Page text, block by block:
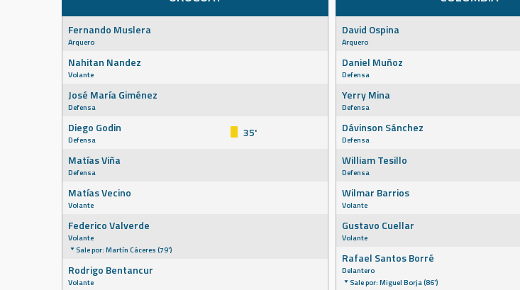
Fernando Muslera
Arquero
Nahitan Nandez
Volante
José María Giménez
Defensa
Diego Godin
Defensa
35'
Matías Viña
Defensa
Matías Vecino
Volante
Federico Valverde
Volante
Sale por: Martín Cáceres (79')
Rodrigo Bentancur
Volante
David Ospina
Arquero
Daniel Muñoz
Defensa
Yerry Mina
Defensa
Dávinson Sánchez
Defensa
William Tesillo
Defensa
Wilmar Barrios
Volante
Gustavo Cuellar
Volante
Rafael Santos Borré
Delantero
Sale por: Miguel Borja (86')